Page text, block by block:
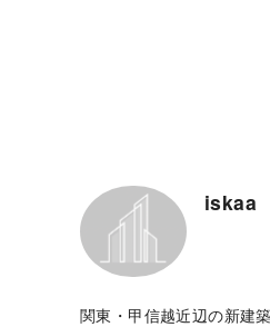
iskaa
関東・甲信越近辺の新建